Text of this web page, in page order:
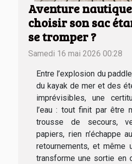
Aventure
choisir son sac
se tromper ?
Samedi 16 mai 2026 00:28
Entre l’explosion du
du kayak de mer et des
imprévisibles, une
l’eau : tout finit par être
trousse de secours,
papiers, rien n’échappe
retournements, et même
transforme une sortie en